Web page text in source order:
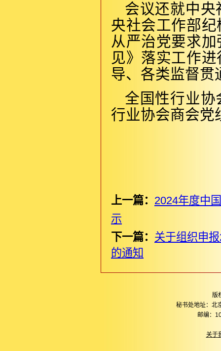
会议还就中
央社会工作部
从严治党要求
见》落实工作
导、各类监督贯
全国性行业
行业协会商会党
上一篇： 2024年度中
示
下一篇： 关于组织申
的通知
版
秘书处地址：北
邮编：
关于